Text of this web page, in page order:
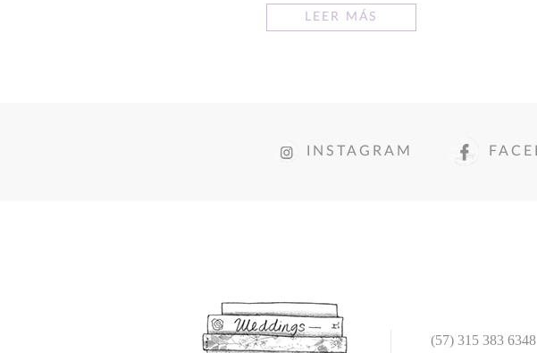
LEER MÁS
INSTAGRAM
(57) 315 383 6348